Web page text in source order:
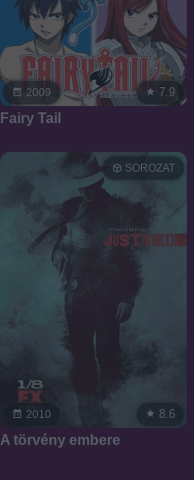
2009 7.9
Fairy Tail
2010
SOROZAT
8.6
A törvény embere